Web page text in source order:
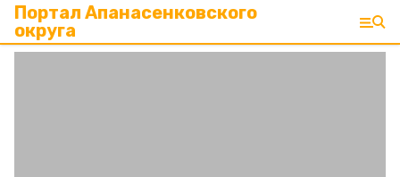
Портал Апанасенковского
округа